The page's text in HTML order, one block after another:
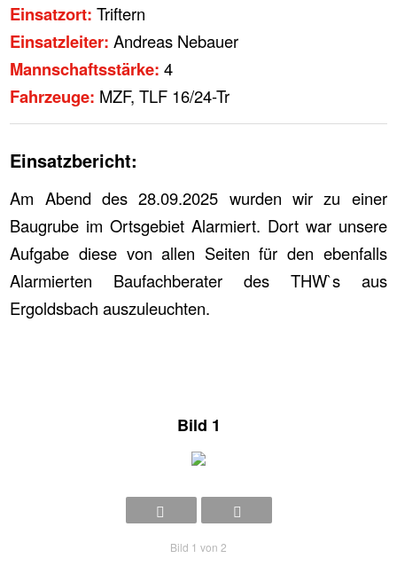
Einsatzort: Triftern
Einsatzleiter: Andreas Nebauer
Mannschaftsstärke: 4
Fahrzeuge: MZF, TLF 16/24-Tr
Einsatzbericht:
Am Abend des 28.09.2025 wurden wir zu einer
Baugrube im Ortsgebiet Alarmiert. Dort war unsere
Aufgabe diese von allen Seiten für den ebenfalls
Alarmierten Baufachberater des THW`s aus
Ergoldsbach auszuleuchten.
Bild 1
Bild 1 von 2